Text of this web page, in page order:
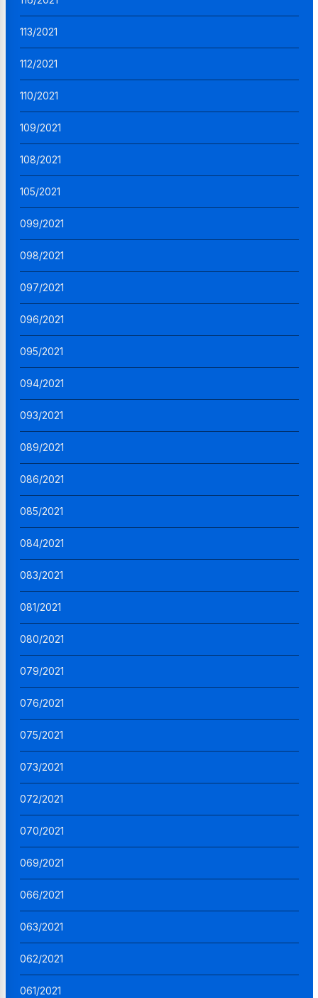
113/2021
112/2021
110/2021
109/2021
108/2021
105/2021
099/2021
098/2021
097/2021
096/2021
095/2021
094/2021
093/2021
089/2021
086/2021
085/2021
084/2021
083/2021
081/2021
080/2021
079/2021
076/2021
075/2021
073/2021
072/2021
070/2021
069/2021
066/2021
063/2021
062/2021
061/2021